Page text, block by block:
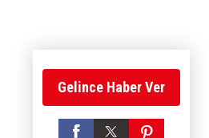
Gelince Haber Ver